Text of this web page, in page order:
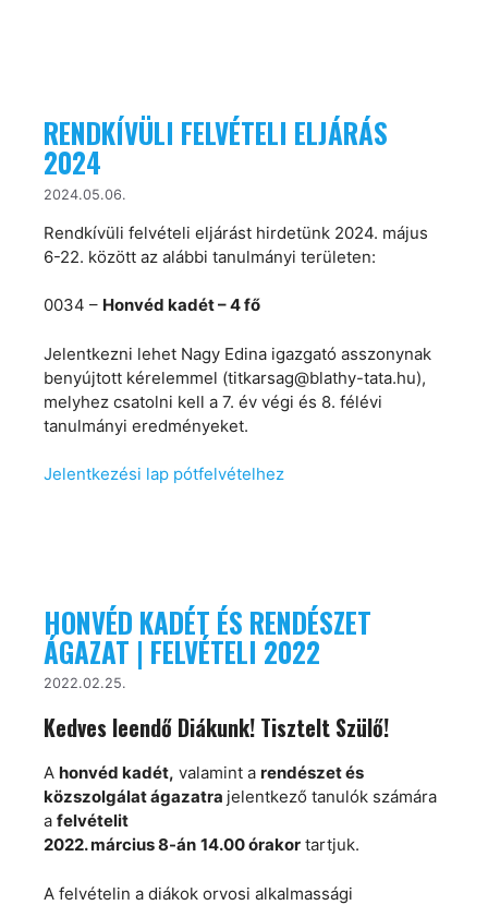
RENDKÍVÜLI FELVÉTELI ELJÁRÁS
2024
2024.05.06.
Rendkívüli felvételi eljárást hirdetünk 2024. május
6-22. között az alábbi tanulmányi területen:
0034 – Honvéd kadét – 4 fő
Jelentkezni lehet Nagy Edina igazgató asszonynak
benyújtott kérelemmel (titkarsag@blathy-tata.hu),
melyhez csatolni kell a 7. év végi és 8. félévi
tanulmányi eredményeket.
Jelentkezési lap pótfelvételhez
HONVÉD KADÉT ÉS RENDÉSZET
ÁGAZAT | FELVÉTELI 2022
2022.02.25.
Kedves leendő Diákunk! Tisztelt Szülő!
A honvéd kadét, valamint a rendészet és
közszolgálat ágazatra jelentkező tanulók számára
a felvételit
2022. március 8-án 14.00 órakor tartjuk.
A felvételin a diákok orvosi alkalmassági